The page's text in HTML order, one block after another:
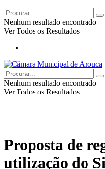
Nenhum resultado encontrado
Ver Todos os Resultados
Nenhum resultado encontrado
Ver Todos os Resultados
Proposta de
utilização do